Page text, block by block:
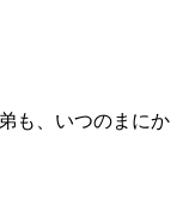
も、いつのまにか